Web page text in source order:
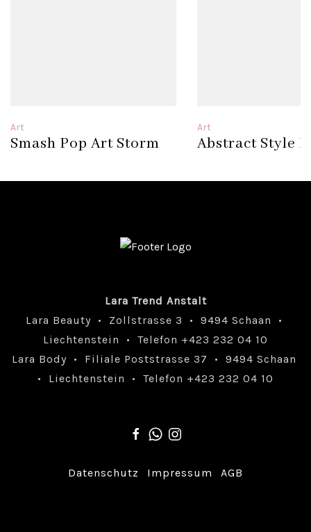
Art
Smash Pop Art Storm
Art
Abstract Style
Lara Trend Anstalt
Lara Beauty • Zollstrasse 3 • 9494 Schaan •
Liechtenstein • Telefon +423 232 04 10
Lara Body • Filiale Poststrasse 37 • 9494 Schaan
• Liechtenstein • Telefon +423 232 04 10
Datenschutz Impressum AGB